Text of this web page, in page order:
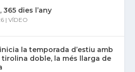
365 dies l’any
|VÍDEO
la temporada d’estiu amb
tirolina doble, la més llarga de